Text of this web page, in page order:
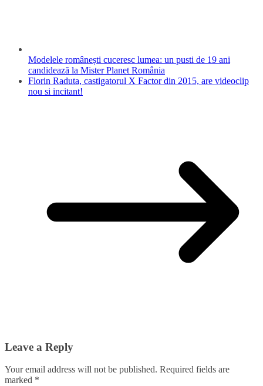
Modelele românești cuceresc lumea: un pusti de 19 ani
candidează la Mister Planet România
Florin Raduta, castigatorul X Factor din 2015, are videoclip
nou si incitant!
Leave a Reply
Your email address will not be published. Required fields are
marked *